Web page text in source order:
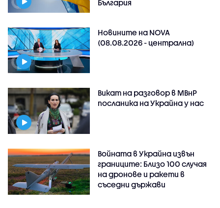
България
Новините на NOVA
(08.08.2026 - централна)
Викат на разговор в МВнР
посланика на Украйна у нас
Войната в Украйна извън
границите: Близо 100 случая
на дронове и ракети в
съседни държави